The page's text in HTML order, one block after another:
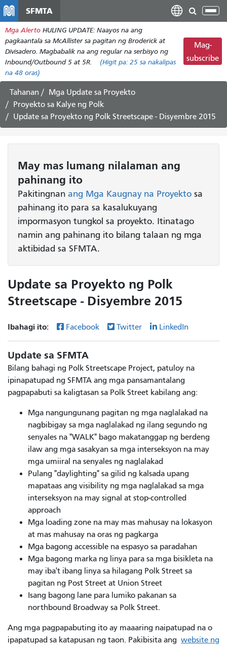
pangunahing
nilalaman
SFMTA
I-
ang
Mga Alerto HULING UPDATE: Naayos na ang
pagkaantala sa McAllister sa pagitan ng Broderick at
Divisadero. Magbabalik na ang regular na serbisyo ng
Inbound/Outbound 5 at 5R.
(Higit pa: 25 sa nakalipas
na 48 oras)
Mag-
subscribe
Tahanan
Mga Update sa Proyekto
Proyekto sa Kalye ng Polk
Update sa Proyekto ng Polk Streetscape - Disyembre 2015
May mas lumang nilalaman ang
pahinang ito
Pakitingnan ang Mga Kaugnay na Proyekto sa
pahinang ito para sa kasalukuyang
impormasyon tungkol sa proyekto. Itinatago
namin ang pahinang ito bilang talaan ng mga
aktibidad sa SFMTA.
Update sa Proyekto ng Polk
Streetscape - Disyembre 2015
Ibahagi ito: Facebook Twitter LinkedIn
Update sa SFMTA
Bilang bahagi ng Polk Streetscape Project, patuloy na
ipinapatupad ng SFMTA ang mga pansamantalang
pagpapabuti sa kaligtasan sa Polk Street kabilang ang:
Mga nangungunang pagitan ng mga naglalakad na
nagbibigay sa mga naglalakad ng ilang segundo ng
senyales na "WALK" bago makatanggap ng berdeng
ilaw ang mga sasakyan sa mga interseksyon na may
mga umiiral na senyales ng naglalakad
Pulang "daylighting" sa gilid ng kalsada upang
mapataas ang visibility ng mga naglalakad sa mga
interseksyon na may signal at stop-controlled
approach
Mga loading zone na may mas mahusay na lokasyon
at mas mahusay na oras ng pagkarga
Mga bagong accessible na espasyo sa paradahan
Mga bagong marka ng linya para sa mga bisikleta na
may iba't ibang linya sa hilagang Polk Street sa
pagitan ng Post Street at Union Street
Isang bagong lane para lumiko pakanan sa
northbound Broadway sa Polk Street.
Ang mga pagpapabuting ito ay maaaring naipatupad na o
ipapatupad sa katapusan ng taon. Pakibisita ang website ng